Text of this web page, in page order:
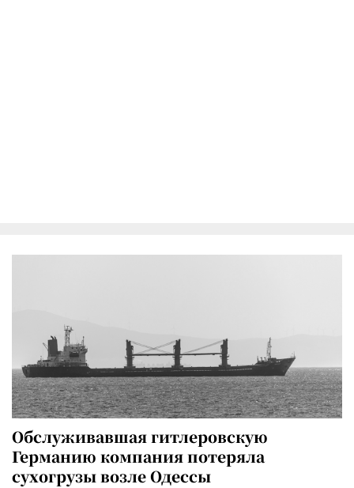
Обслуживавшая гитлеровскую
Германию компания потеряла
сухогрузы возле Одессы